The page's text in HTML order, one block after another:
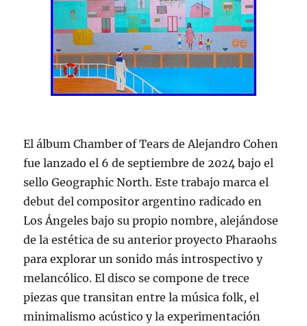
El álbum Chamber of Tears de Alejandro Cohen
fue lanzado el 6 de septiembre de 2024 bajo el
sello Geographic North. Este trabajo marca el
debut del compositor argentino radicado en
Los Ángeles bajo su propio nombre, alejándose
de la estética de su anterior proyecto Pharaohs
para explorar un sonido más introspectivo y
melancólico. El disco se compone de trece
piezas que transitan entre la música folk, el
minimalismo acústico y la experimentación